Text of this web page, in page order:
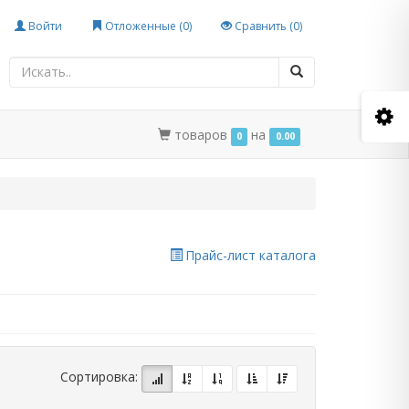
Войти Отложенные (0) Сравнить (0)
товаров 0 на 0.00
Прайс-лист каталога
Сортировка: